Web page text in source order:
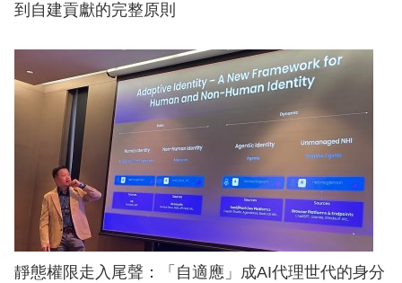
到自建貢獻的完整原則
靜態權限走入尾聲：「自適應」成AI代理世代的身分